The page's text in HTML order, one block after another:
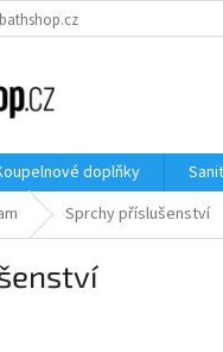
doplňky
Sprchy příslušenství